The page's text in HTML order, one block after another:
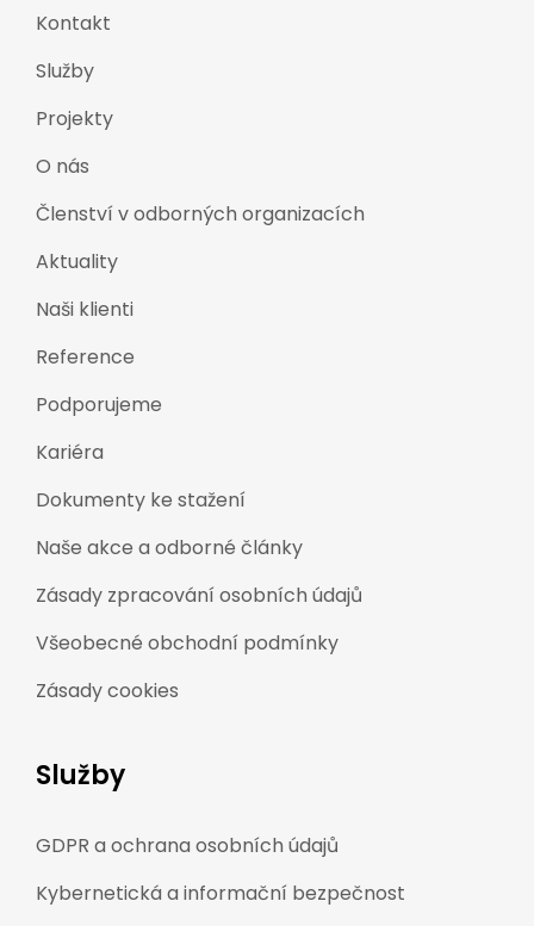
Kontakt
Služby
Projekty
O nás
Členství v odborných organizacích
Aktuality
Naši klienti
Reference
Podporujeme
Kariéra
Dokumenty ke stažení
Naše akce a odborné články
Zásady zpracování osobních údajů
Všeobecné obchodní podmínky
Zásady cookies
Služby
GDPR a ochrana osobních údajů
Kybernetická a informační bezpečnost